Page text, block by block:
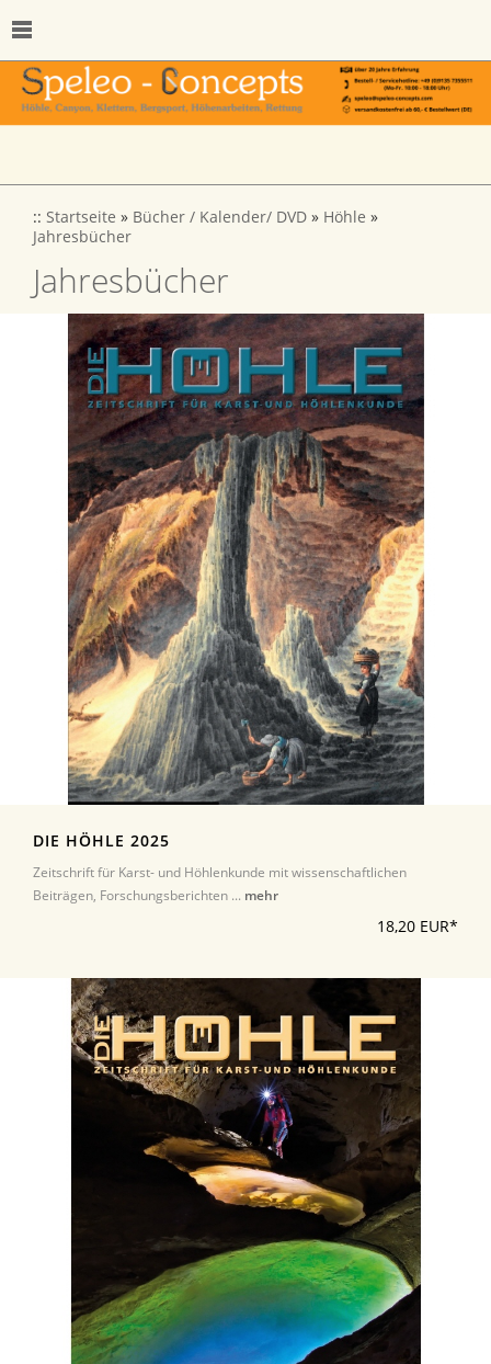
:: Startseite » Bücher / Kalender/ DVD » Höhle »
Jahresbücher
Jahresbücher
DIE HÖHLE 2025
Zeitschrift für Karst- und Höhlenkunde mit wissenschaftlichen
Beiträgen, Forschungsberichten ... mehr
18,20 EUR*